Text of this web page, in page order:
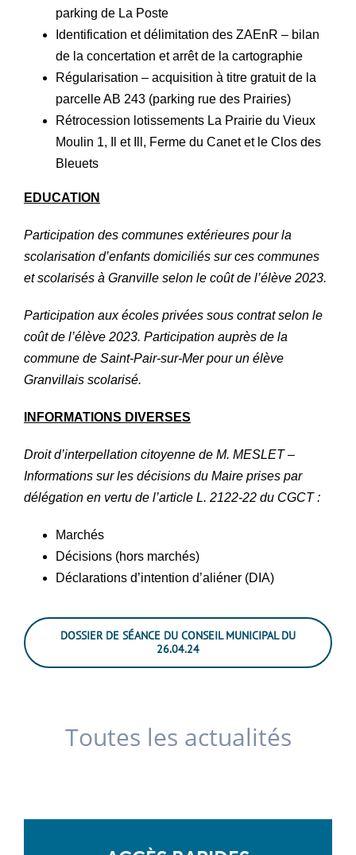
parking de La Poste
Identification et délimitation des ZAEnR – bilan
de la concertation et arrêt de la cartographie
Régularisation – acquisition à titre gratuit de la
parcelle AB 243 (parking rue des Prairies)
Rétrocession lotissements La Prairie du Vieux
Moulin 1, Il et Ill, Ferme du Canet et le Clos des
Bleuets
EDUCATION
Participation des communes extérieures pour la
scolarisation d’enfants domiciliés sur ces communes
et scolarisés à Granville selon le coût de l’élève 2023.
Participation aux écoles privées sous contrat selon le
coût de l’élève 2023. Participation auprès de la
commune de Saint-Pair-sur-Mer pour un élève
Granvillais scolarisé.
INFORMATIONS DIVERSES
Droit d’interpellation citoyenne de M. MESLET –
Informations sur les décisions du Maire prises par
délégation en vertu de l’article L. 2122-22 du CGCT :
Marchés
Décisions (hors marchés)
Déclarations d’intention d’aliéner (DIA)
DOSSIER DE SÉANCE DU CONSEIL MUNICIPAL DU
26.04.24
Toutes les actualités